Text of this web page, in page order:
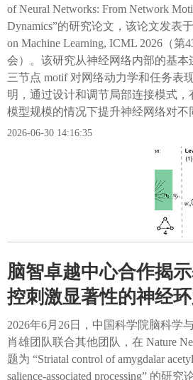
of Neural Networks: From Network
Dynamics”的研究论文，该论文发表于
on Machine Learning, ICML 2026（第
会）。该研究从神经网络内部的基本
三节点 motif 对网络动力学和任务表
明，通过设计和调节局部连接模式
模型规模的情况下提升神经网络对不
2026-06-30 14:16:35
脑智卓越中心合作揭
控刺激显著性的神经
2026年6月26日，中国科学院脑科学
肖雄团队联合其他团队，在 Nature
题为 “Striatal control of amygdalar
salience-associated processing” 的研